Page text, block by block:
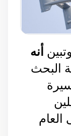
أنه
البحث
العام